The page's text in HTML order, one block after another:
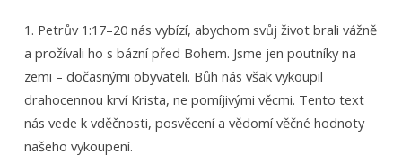
1. Petrův 1:17–20 nás vybízí, abychom svůj život brali vážně
a prožívali ho s bázní před Bohem. Jsme jen poutníky na
zemi – dočasnými obyvateli. Bůh nás však vykoupil
drahocennou krví Krista, ne pomíjivými věcmi. Tento text
nás vede k vděčnosti, posvěcení a vědomí věčné hodnoty
našeho vykoupení.